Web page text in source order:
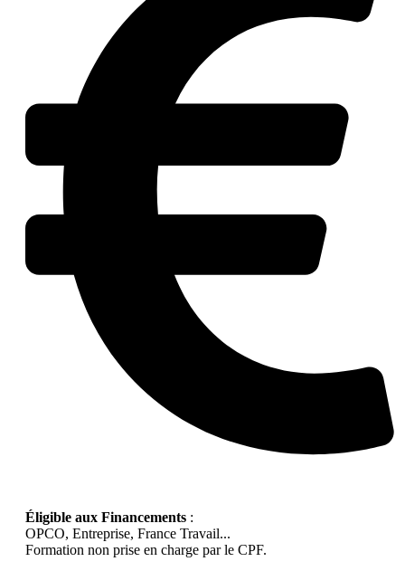
Éligible aux Financements :
OPCO, Entreprise, France Travail...
Formation non prise en charge par le CPF.